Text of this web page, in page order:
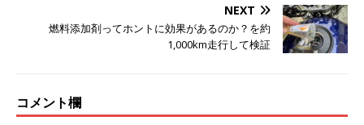
NEXT
燃料添加剤ってホントに効果があるのか？を約
1,000km走行して検証
コメント欄